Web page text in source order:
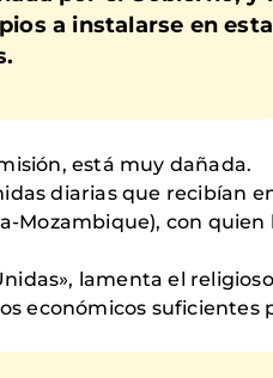
a instalarse en esta
está muy dañada.
diarias que recibían
Mozambique), con
lamenta el
económicos suficientes